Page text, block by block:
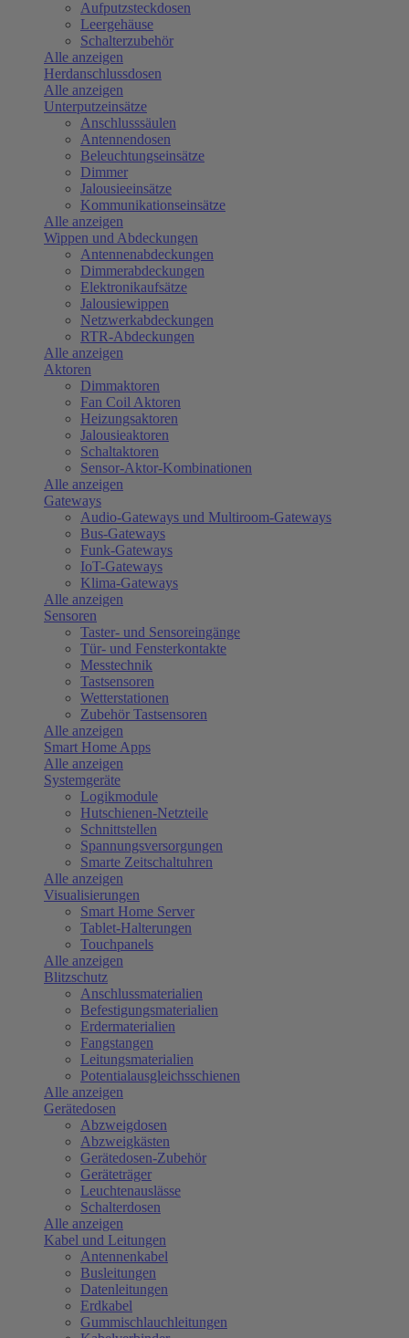
Aufputzsteckdosen
Leergehäuse
Schalterzubehör
Alle anzeigen
Herdanschlussdosen
Alle anzeigen
Unterputzeinsätze
Anschlusssäulen
Antennendosen
Beleuchtungseinsätze
Dimmer
Jalousieeinsätze
Kommunikationseinsätze
Alle anzeigen
Wippen und Abdeckungen
Antennenabdeckungen
Dimmerabdeckungen
Elektronikaufsätze
Jalousiewippen
Netzwerkabdeckungen
RTR-Abdeckungen
Alle anzeigen
Aktoren
Dimmaktoren
Fan Coil Aktoren
Heizungsaktoren
Jalousieaktoren
Schaltaktoren
Sensor-Aktor-Kombinationen
Alle anzeigen
Gateways
Audio-Gateways und Multiroom-Gateways
Bus-Gateways
Funk-Gateways
IoT-Gateways
Klima-Gateways
Alle anzeigen
Sensoren
Taster- und Sensoreingänge
Tür- und Fensterkontakte
Messtechnik
Tastsensoren
Wetterstationen
Zubehör Tastsensoren
Alle anzeigen
Smart Home Apps
Alle anzeigen
Systemgeräte
Logikmodule
Hutschienen-Netzteile
Schnittstellen
Spannungsversorgungen
Smarte Zeitschaltuhren
Alle anzeigen
Visualisierungen
Smart Home Server
Tablet-Halterungen
Touchpanels
Alle anzeigen
Blitzschutz
Anschlussmaterialien
Befestigungsmaterialien
Erdermaterialien
Fangstangen
Leitungsmaterialien
Potentialausgleichsschienen
Alle anzeigen
Gerätedosen
Abzweigdosen
Abzweigkästen
Gerätedosen-Zubehör
Geräteträger
Leuchtenauslässe
Schalterdosen
Alle anzeigen
Kabel und Leitungen
Antennenkabel
Busleitungen
Datenleitungen
Erdkabel
Gummischlauchleitungen